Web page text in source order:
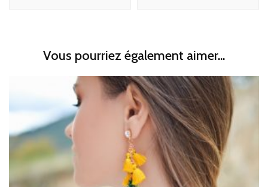
Vous pourriez également aimer...